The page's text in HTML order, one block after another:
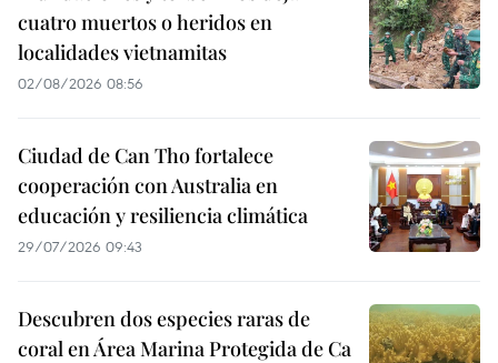
cuatro muertos o heridos en
localidades vietnamitas
02/08/2026 08:56
Ciudad de Can Tho fortalece
cooperación con Australia en
educación y resiliencia climática
29/07/2026 09:43
Descubren dos especies raras de
coral en Área Marina Protegida de Ca